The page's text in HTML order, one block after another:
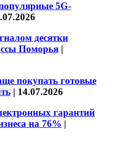
5G-
десятки
Поморья |
покупать готовые
| 14.07.2026
гарантий
на 76% |